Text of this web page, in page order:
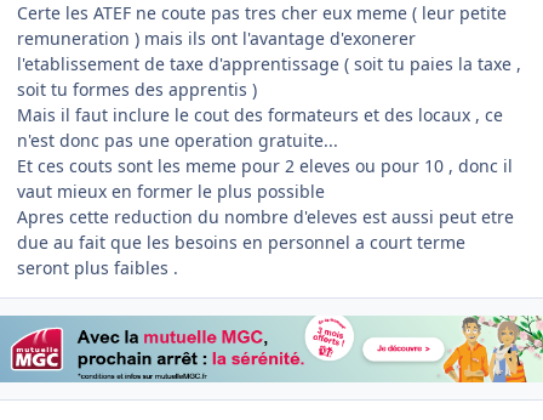
Certe les ATEF ne coute pas tres cher eux meme ( leur petite
remuneration ) mais ils ont l'avantage d'exonerer
l'etablissement de taxe d'apprentissage ( soit tu paies la taxe ,
soit tu formes des apprentis )
Mais il faut inclure le cout des formateurs et des locaux , ce
n'est donc pas une operation gratuite...
Et ces couts sont les meme pour 2 eleves ou pour 10 , donc il
vaut mieux en former le plus possible
Apres cette reduction du nombre d'eleves est aussi peut etre
due au fait que les besoins en personnel a court terme
seront plus faibles .